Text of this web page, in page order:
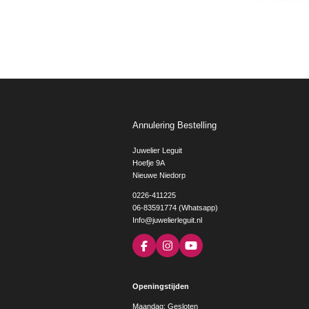
Annulering Bestelling
Juwelier Leguit
Hoefje 9A
Nieuwe Niedorp
0226-411225
06-83591774 (Whatsapp)
Info@juwelierleguit.nl
F
a
b
I
n
a
g
Y
o
Openingstijden
Maandag: Gesloten